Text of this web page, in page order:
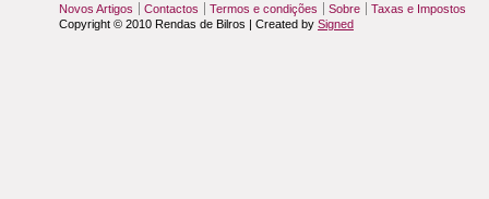
Novos Artigos Contactos Termos e condições Sobre
Taxas e Impostos
Copyright © 2010 Rendas de Bilros | Created by Signed